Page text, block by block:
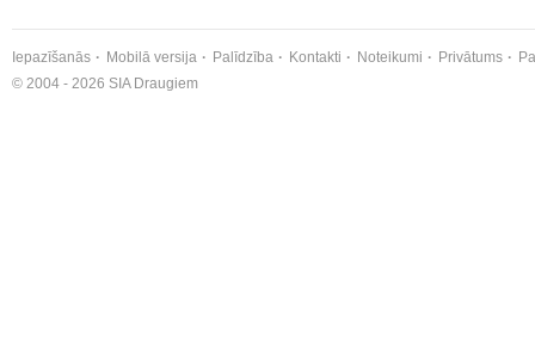
Iepazīšanās Mobilā versija Palīdzība Kontakti Noteikumi Privātums
© 2004 - 2026 SIA Draugiem